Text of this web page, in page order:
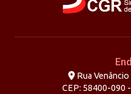
Rua Venâncio
CEP: 58400-090